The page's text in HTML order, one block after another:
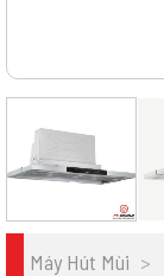
Máy Hút Mùi >